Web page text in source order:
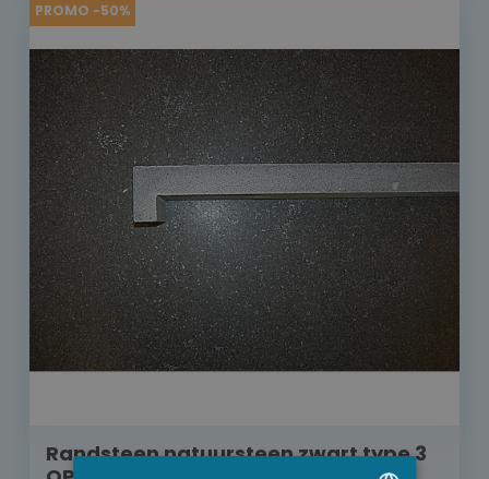
PROMO -50%
Randsteen natuursteen zwart type 3